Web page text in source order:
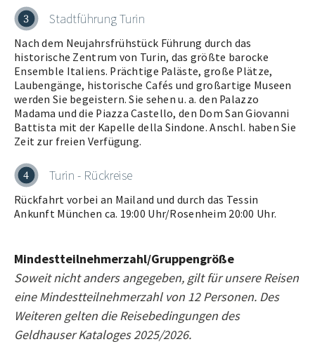
3 Stadtführung Turin
Nach dem Neujahrsfrühstück Führung durch das
historische Zentrum von Turin, das größte barocke
Ensemble Italiens. Prächtige Paläste, große Plätze,
Laubengänge, historische Cafés und großartige Museen
werden Sie begeistern. Sie sehen u. a. den Palazzo
Madama und die Piazza Castello, den Dom San Giovanni
Battista mit der Kapelle della Sindone. Anschl. haben Sie
Zeit zur freien Verfügung.
4 Turin - Rückreise
Rückfahrt vorbei an Mailand und durch das Tessin
Ankunft München ca. 19:00 Uhr/Rosenheim 20:00 Uhr.
Mindestteilnehmerzahl/Gruppengröße
Soweit nicht anders angegeben, gilt für unsere Reisen
eine Mindestteilnehmerzahl von 12 Personen. Des
Weiteren gelten die Reisebedingungen des
Geldhauser Kataloges 2025/2026.